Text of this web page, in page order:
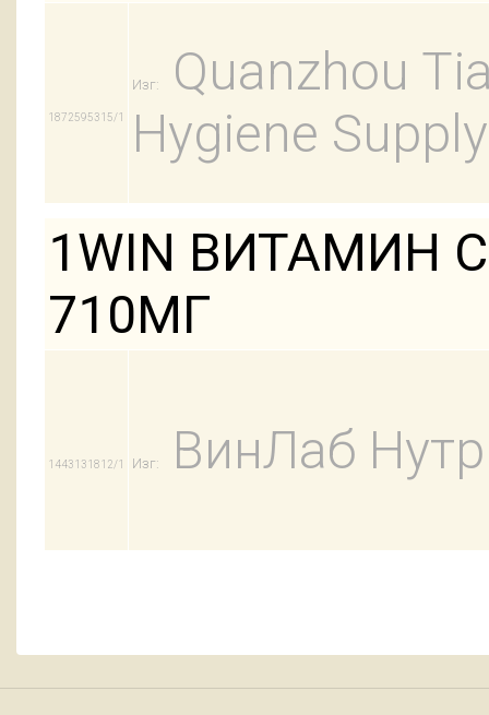
1872595315/1
Изг:
Quanzhou
Hygiene
1WIN ВИТАМИН
710МГ
1443131812/1 Изг: ВинЛаб